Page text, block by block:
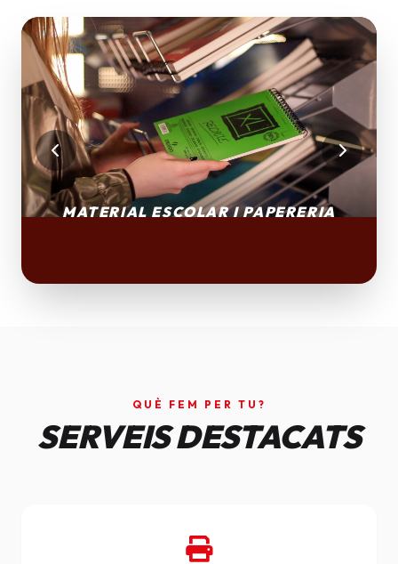
QUÈ FEM PER TU?
SERVEIS DESTACATS